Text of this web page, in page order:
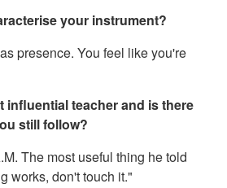
your instrument?
presence. You feel like you're
influential teacher and is there
still follow?
The most useful thing he told
works, don't touch it."